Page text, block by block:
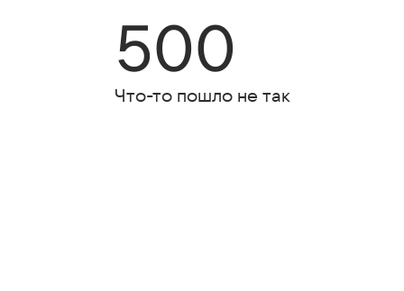
500
Что-то пошло не так